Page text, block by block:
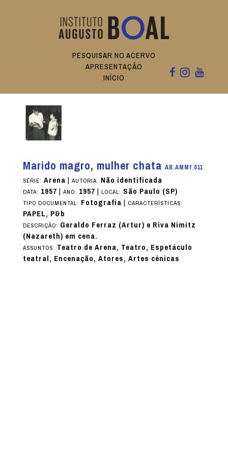
PESQUISAR NO ACERVO
APRESENTAÇÃO
INÍCIO
Marido magro, mulher chata AB.AMMf.011
SÉRIE: Arena| AUTORIA: Não identificada
DATA: 1957| ANO: 1957| LOCAL: São Paulo (SP)
TIPO DOCUMENTAL: Fotografia| CARACTERÍSTICAS:
PAPEL, P&b
DESCRIÇÃO: Geraldo Ferraz (Artur) e Riva Nimitz
(Nazareth) em cena.
ASSUNTOS: Teatro de Arena, Teatro, Espetáculo
teatral, Encenação, Atores, Artes cênicas